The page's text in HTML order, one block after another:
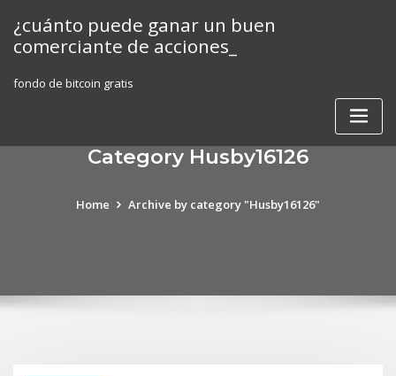
content
¿cuánto puede ganar un buen
comerciante de acciones_
fondo de bitcoin gratis
Category Husby16126
Home Archive by category "Husby16126"